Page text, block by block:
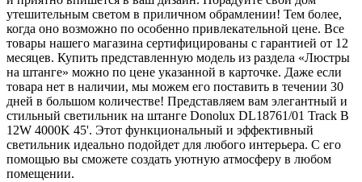
утешительным светом в приличном обрамлении! Тем более,
когда оно возможно по особенно привлекательной цене. Все
товары нашего магазина сертифицированы с гарантией от 12
месяцев. Купить представленную модель из раздела «Люстры
на штанге» можно по цене указанной в карточке. Даже если
товара нет в наличии, мы можем его поставить в течении 30
дней в большом количестве! Представляем вам элегантный и
стильный светильник на штанге Donolux DL18761/01 Track B
12W 4000K 45'. Этот функциональный и эффективный
светильник идеально подойдет для любого интерьера. С его
помощью вы сможете создать уютную атмосферу в любом
помещении.